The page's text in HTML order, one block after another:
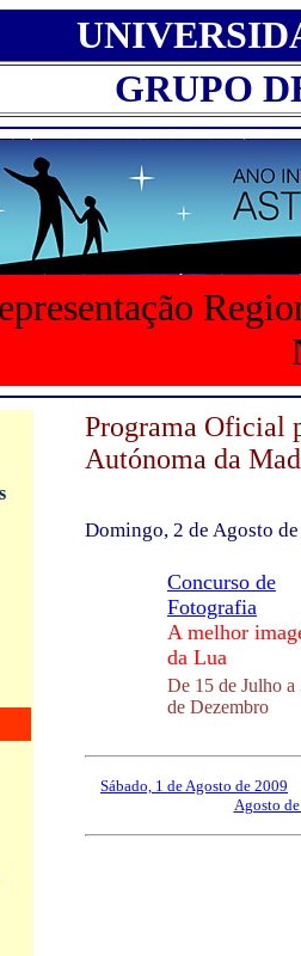
GRUPO
Programa Oficial
Autónoma da
Domingo, 2 de Agosto
Concurso de
Fotografia
A melhor
da Lua
De 15 de Julho a
de Dezembro
Sábado, 1 de Agosto de 2009
Agosto